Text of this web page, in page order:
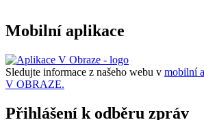
Mobilní aplikace
Sledujte informace z našeho webu v mobilní
V OBRAZE.
Přihlášení k odběru zpráv